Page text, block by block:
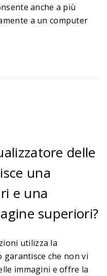
anche a più
a un computer
delle
una
e una
superiori?
utilizza la
garantisce che non vi
immagini e offre la